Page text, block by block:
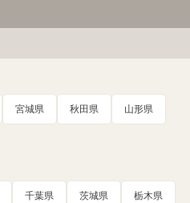
宮城県 秋田県 山形県
千葉県 茨城県 栃木県